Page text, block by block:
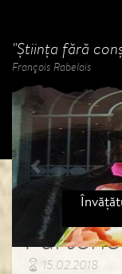
"Știința fără
François Rabelais
Previous
15.02.2018